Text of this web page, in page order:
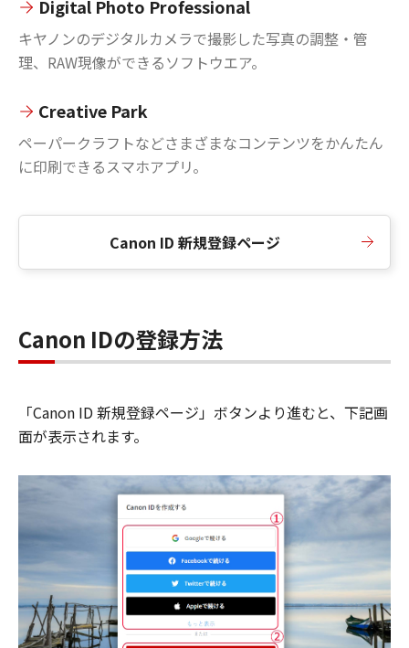
Digital Photo Professional
キヤノンのデジタルカメラで撮影した写真の調整・管
理、RAW現像ができるソフトウエア。
Creative Park
ペーパークラフトなどさまざまなコンテンツをかんたん
に印刷できるスマホアプリ。
Canon ID 新規登録ページ
Canon IDの登録方法
「Canon ID 新規登録ページ」ボタンより進むと、下記画
面が表示されます。